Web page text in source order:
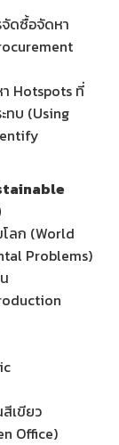
จัดซื้อจัดหา
Hotspots ที่
ทบ (Using
ลก (World
Problems)
เขียว
Office)